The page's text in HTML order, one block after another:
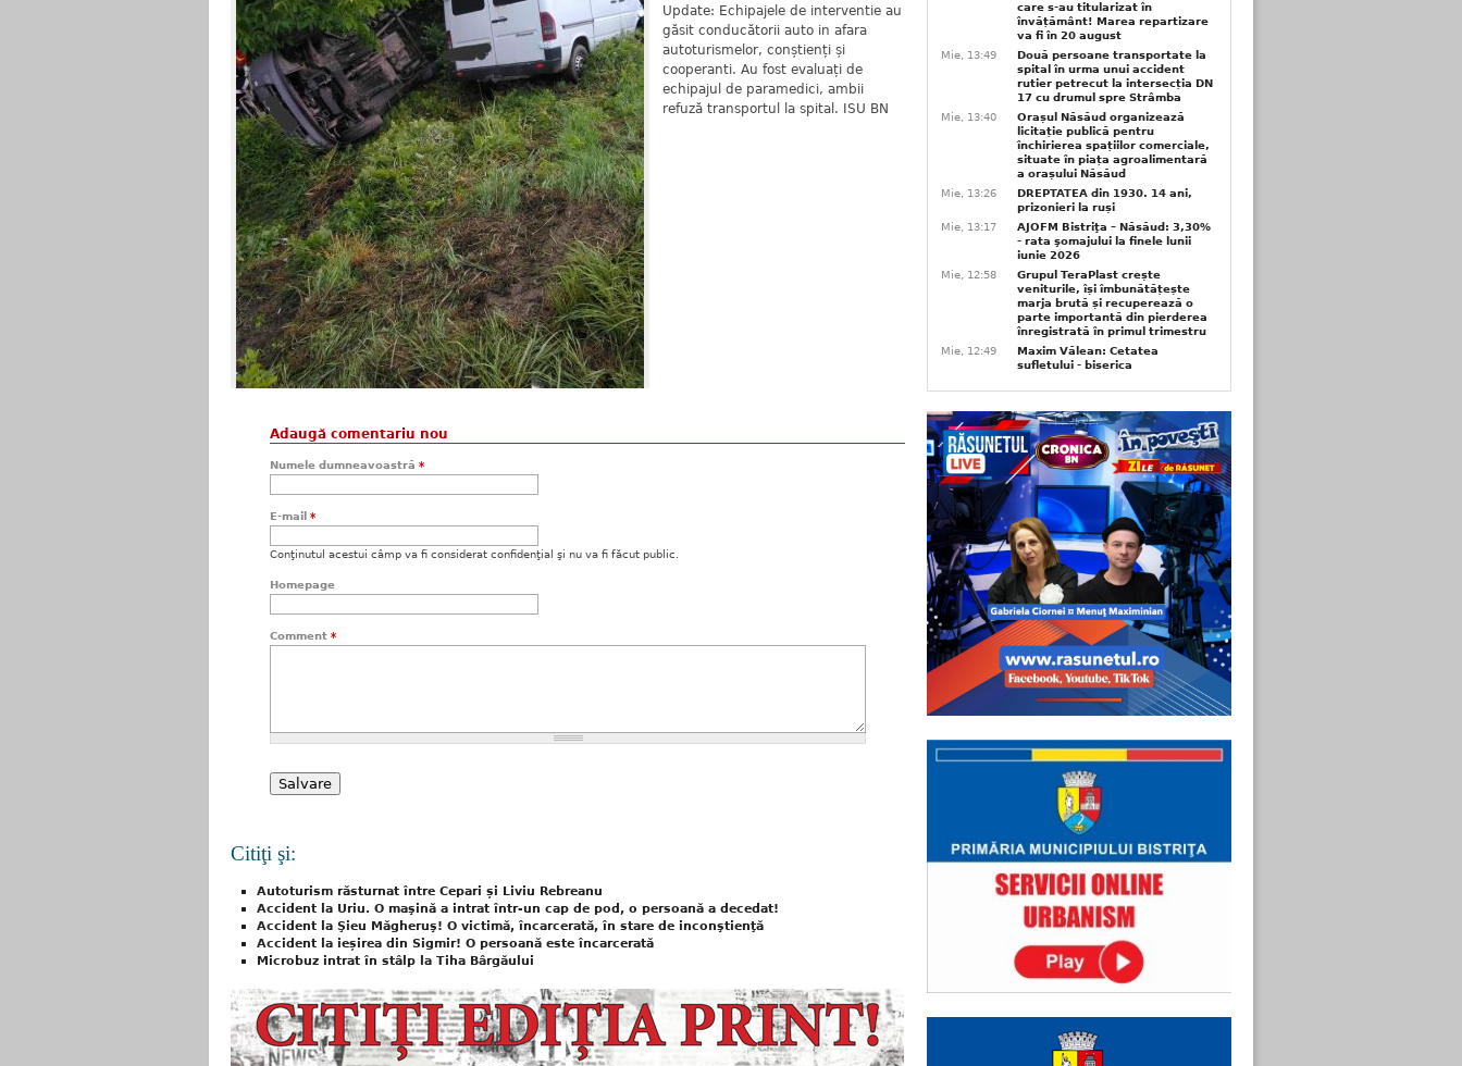
Update: Echipajele de interventie au
găsit conducătorii auto in afara
autoturismelor, conștienți și
cooperanti. Au fost evaluați de
echipajul de paramedici, ambii
refuză transportul la spital. ISU BN
Adaugă comentariu nou
Numele dumneavoastră *
E-mail *
Conţinutul acestui câmp va fi considerat confidenţial şi nu va fi făcut public.
Homepage
Comment *
Citiţi şi:
Autoturism răsturnat între Cepari și Liviu Rebreanu
Accident la Uriu. O maşină a intrat într-un cap de pod, o persoană a decedat!
Accident la Şieu Măgheruş! O victimă, încarcerată, în stare de inconştienţă
Accident la ieșirea din Sigmir! O persoană este încarcerată
Microbuz intrat în stâlp la Tiha Bârgăului
care s-au titularizat în
învățământ! Marea repartizare
va fi în 20 august
Mie, 13:49
Două persoane transportate la
spital în urma unui accident
rutier petrecut la intersecția DN
17 cu drumul spre Strâmba
Mie, 13:40
Orașul Năsăud organizează
licitație publică pentru
închirierea spațiilor comerciale,
situate în piața agroalimentară
a orașului Năsăud
Mie, 13:26
DREPTATEA din 1930. 14 ani,
prizonieri la ruși
Mie, 13:17
AJOFM Bistriţa – Năsăud: 3,30%
- rata şomajului la finele lunii
iunie 2026
Mie, 12:58
Grupul TeraPlast crește
veniturile, își îmbunătățește
marja brută și recuperează o
parte importantă din pierderea
înregistrată în primul trimestru
Mie, 12:49
Maxim Vălean: Cetatea
sufletului - biserica